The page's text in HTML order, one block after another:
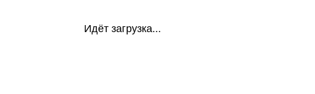
Идёт загрузка...